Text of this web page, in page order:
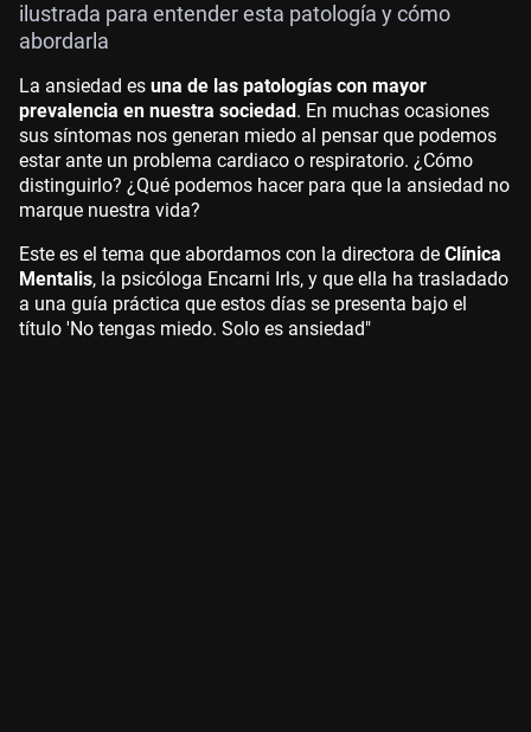
ilustrada para entender esta patología y cómo
abordarla
La ansiedad es una de las patologías con mayor
prevalencia en nuestra sociedad. En muchas ocasiones
sus síntomas nos generan miedo al pensar que podemos
estar ante un problema cardiaco o respiratorio. ¿Cómo
distinguirlo? ¿Qué podemos hacer para que la ansiedad no
marque nuestra vida?
Este es el tema que abordamos con la directora de Clínica
Mentalis, la psicóloga Encarni Irls, y que ella ha trasladado
a una guía práctica que estos días se presenta bajo el
título 'No tengas miedo. Solo es ansiedad"